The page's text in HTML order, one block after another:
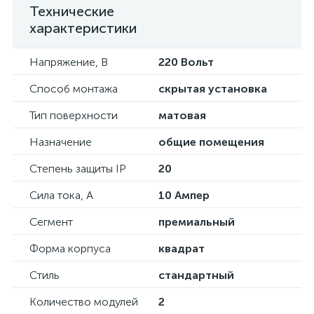
Технические
характеристики
Напряжение, В
220 Вольт
Способ монтажа
скрытая установка
Тип поверхности
матовая
Назначение
общие помещения
Степень защиты IP
20
Сила тока, А
10 Ампер
Сегмент
премиальный
Форма корпуса
квадрат
Стиль
стандартный
Количество модулей
2